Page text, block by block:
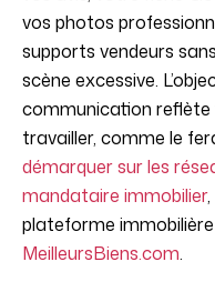
vos photos
supports vendeurs
scène excessive.
communication reflète
travailler, comme le
démarquer sur les
mandataire immobilier
plateforme
MeilleursBiens.com.